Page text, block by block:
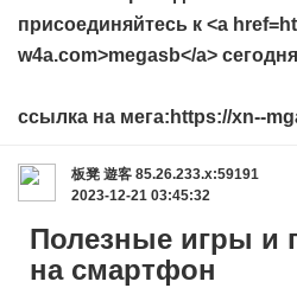
присоединяйтесь к <a
w4a.com>megasb</a>
ссылка на мега:https://xn--
板凳 遊客 85.26.233.x:59191
2023-12-21 03:45:32
Полезные игры и
на смартфон